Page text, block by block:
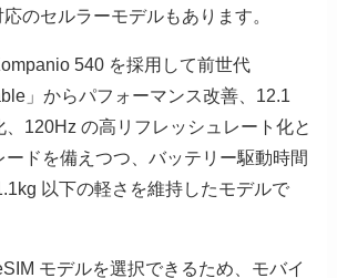
のセルラーモデルもあります。
540 を採用して前世代
」からパフォーマンス改善、12.1
、120Hz の高リフレッシュレート化と
ードを備えつつ、バッテリー駆動時間
以下の軽さを維持したモデルで
モデルを選択できるため、モバイ